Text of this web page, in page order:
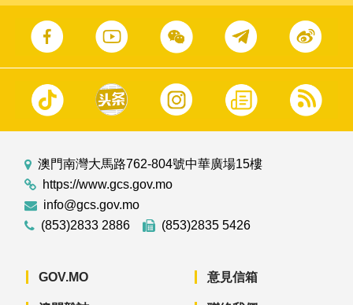
澳門南灣大馬路762-804號中華廣場15樓
https://www.gcs.gov.mo
info@gcs.gov.mo
(853)2833 2886
(853)2835 5426
GOV.MO 意見信箱